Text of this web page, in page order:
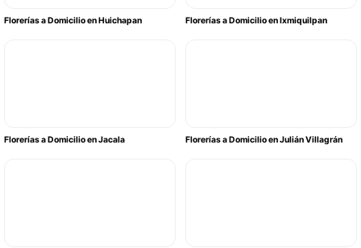
Florerías a Domicilio en Huichapan Florerías a Domicilio en Ixmiquilpan
Florerías a Domicilio en Jacala Florerías a Domicilio en Julián Villagrán